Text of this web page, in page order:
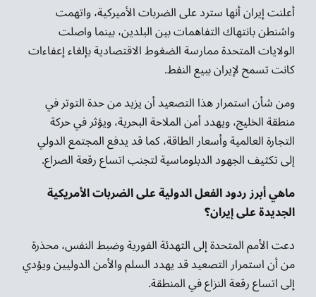
أعلنت إيران أنها سترد على الضربات الأميركية، واتهمت
واشنطن بانتهاك التفاهمات بين البلدين، بينما واصلت
الولايات المتحدة ممارسة الضغوط الاقتصادية بإلغاء إعفاءات
كانت تسمح لإيران ببيع النفط.
ومن شأن استمرار هذا التصعيد أن يزيد من حدة التوتر في
منطقة الخليج، ويهدد أمن الملاحة البحرية، ويؤثر في حركة
التجارة العالمية وأسعار الطاقة، كما قد يدفع المجتمع الدولي
إلى تكثيف الجهود الدبلوماسية لتجنب اتساع رقعة الصراع.
ماهي أبرز ردود الفعل الدولية على الضربات الأمريكية
الجديدة على إيران؟
دعت الأمم المتحدة إلى التهدئة الفورية وضبط النفس، محذرة
من أن استمرار التصعيد قد يهدد السلم والأمن الدوليين ويؤدي
إلى اتساع رقعة النزاع في المنطقة.